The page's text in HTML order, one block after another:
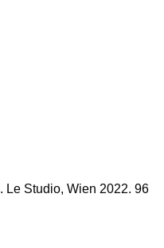
Le Studio, Wien 2022. 96